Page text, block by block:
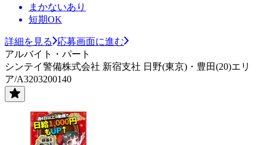
まかないあり
短期OK
詳細を見る
応募画面に進む
アルバイト・パート
シンテイ警備株式会社 新宿支社 日野(東京)・豊田(20)エリ
ア/A3203200140